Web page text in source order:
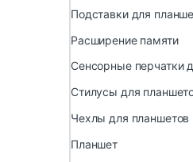
Подставки для
Расширение памяти
Сенсорные перчатки
Стилусы для
Чехлы для планшетов
Планшет